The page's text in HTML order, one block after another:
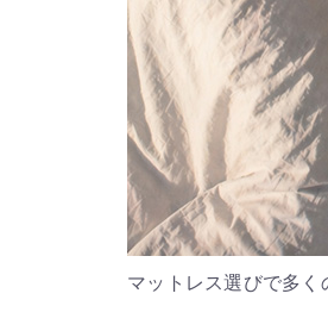
マットレス選びで多く